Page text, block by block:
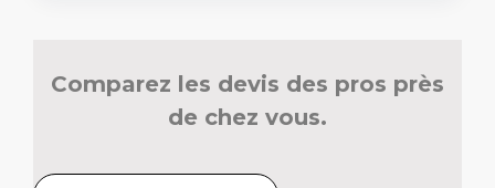
Comparez les devis des pros près
de chez vous.